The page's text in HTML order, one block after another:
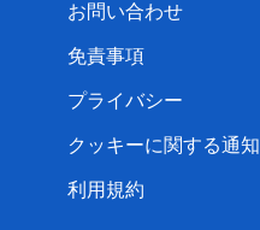
お問い合わせ
免責事項
プライバシー
クッキーに関する通知
利用規約